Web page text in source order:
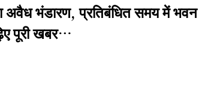
भंडारण, प्रतिबंधित समय में भवन
पूरी खबर…